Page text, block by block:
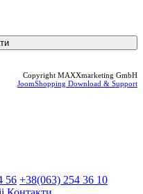
Copyright MAXXmarketing GmbH
JoomShopping Download & Support
56 +38(063) 254 36 10